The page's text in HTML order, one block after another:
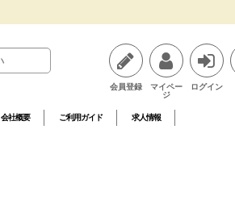
会員登録
マイペー
ジ
ログイン
会社概要 ご利用ガイド 求人情報